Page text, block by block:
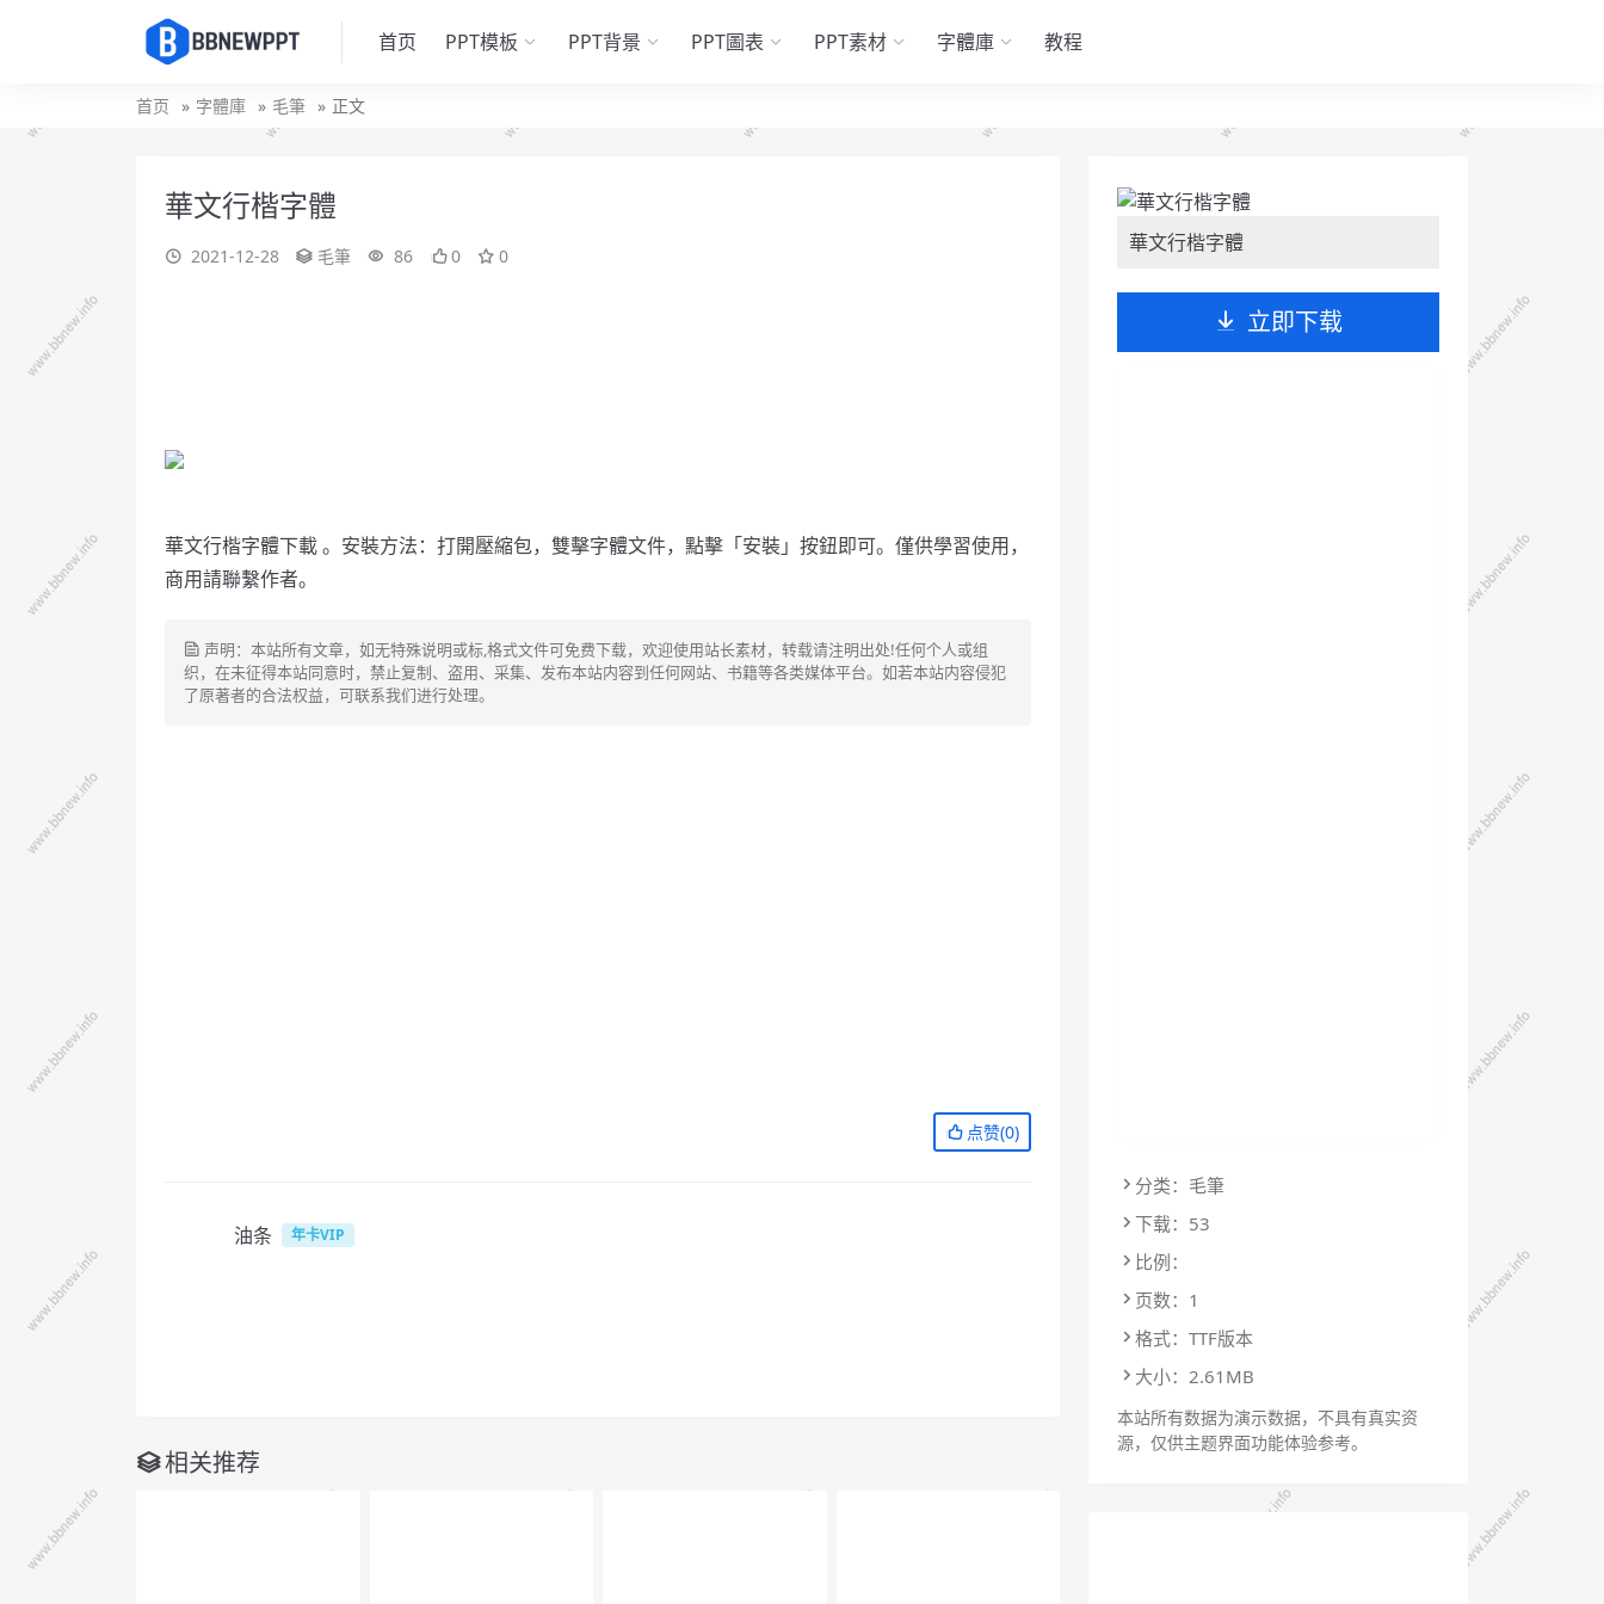
首页 PPT模板 PPT背景 PPT圖表 PPT素材 字體庫 教程
首页 字體庫 毛筆 正文
華文行楷字體
2021-12-28 毛筆 86 0 0
華文行楷字體下載 。安裝方法：打開壓縮包，雙擊字體文件，點擊「安裝」按鈕即可。僅供學習使用，
商用請聯繫作者。
声明：本站所有文章，如无特殊说明或标,格式文件可免费下载，欢迎使用站长素材，转载请注明出处!任何个人或组
织，在未征得本站同意时，禁止复制、盗用、采集、发布本站内容到任何网站、书籍等各类媒体平台。如若本站内容侵犯
了原著者的合法权益，可联系我们进行处理。
点赞(0)
油条 年卡VIP
相关推荐
華文行楷字體
立即下载
分类：毛筆
下载：53
比例：
页数：1
格式：TTF版本
大小：2.61MB
本站所有数据为演示数据，不具有真实资
源，仅供主题界面功能体验参考。